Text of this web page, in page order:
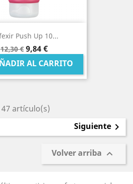
Push Up 10...
Precio
base
12,30 € Precio
9,84 €
AL CARRITO
artículo(s)
Siguiente 
Volver arriba 